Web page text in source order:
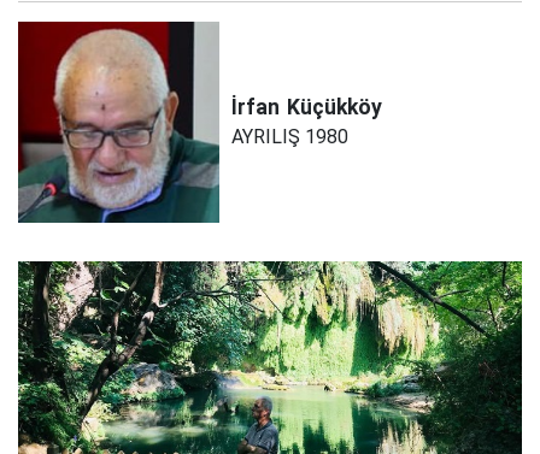
İrfan Küçükköy
AYRILIŞ 1980